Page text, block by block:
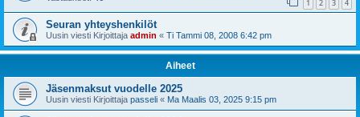
1 2 3 4
Seuran yhteyshenkilöt
Uusin viesti Kirjoittaja admin « Ti Tammi 08, 2008 6:42 pm
Aiheet
Jäsenmaksut vuodelle 2025
Uusin viesti Kirjoittaja passeli « Ma Maalis 03, 2025 9:15 pm